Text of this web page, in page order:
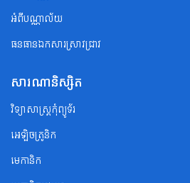
អំពីបណ្ណាល័យ
ធនធានឯកសារស្រាវជ្រាវ
សារណានិស្សិត
វិទ្យាសាស្ត្រកុំព្យូទ័រ
អេឡិចត្រូនិក
មេកានិក